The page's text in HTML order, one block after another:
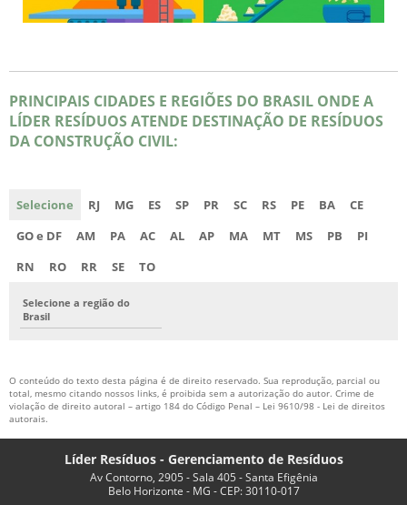
PRINCIPAIS CIDADES E REGIÕES DO BRASIL ONDE A
LÍDER RESÍDUOS ATENDE DESTINAÇÃO DE RESÍDUOS
DA CONSTRUÇÃO CIVIL:
Selecione RJ MG ES SP PR SC RS PE BA
CE
GO e DF
AM PA AC AL AP MA MT MS PB
PI
RN
RO RR SE TO
Selecione a região do
Brasil
O conteúdo do texto desta página é de direito reservado. Sua reprodução, parcial ou
total, mesmo citando nossos links, é proibida sem a autorização do autor. Crime de
violação de direito autoral – artigo 184 do Código Penal – Lei 9610/98 - Lei de direitos
autorais.
Líder Resíduos - Gerenciamento de Resíduos
Av Contorno, 2905 - Sala 405 - Santa Efigênia
Belo Horizonte - MG - CEP: 30110-017